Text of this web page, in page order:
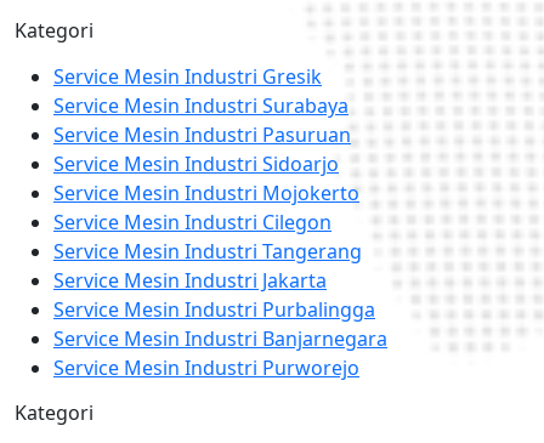
Kategori
Service Mesin Industri Gresik
Service Mesin Industri Surabaya
Service Mesin Industri Pasuruan
Service Mesin Industri Sidoarjo
Service Mesin Industri Mojokerto
Service Mesin Industri Cilegon
Service Mesin Industri Tangerang
Service Mesin Industri Jakarta
Service Mesin Industri Purbalingga
Service Mesin Industri Banjarnegara
Service Mesin Industri Purworejo
Kategori